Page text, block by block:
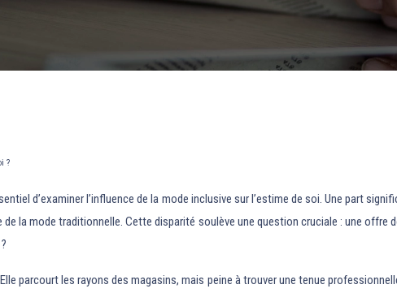
?
d’examiner l’influence de la mode inclusive sur l’estime de soi. Une part
la mode traditionnelle. Cette disparité soulève une question cruciale : une
parcourt les rayons des magasins, mais peine à trouver une tenue